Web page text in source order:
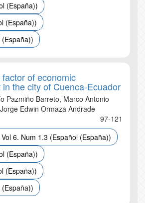
(España))
(España))
of economic
the city of Cuenca-Ecuador
Pazmiño Barreto, Marco Antonio
Edwin Ormaza Andrade
97-121
6. Num 1.3 (Español (España))
(España))
(España))